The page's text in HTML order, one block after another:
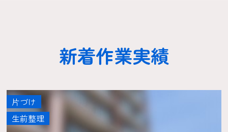
新着作業実績
片づけ
生前整理